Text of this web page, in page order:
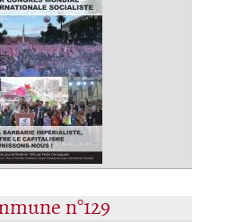
n°129